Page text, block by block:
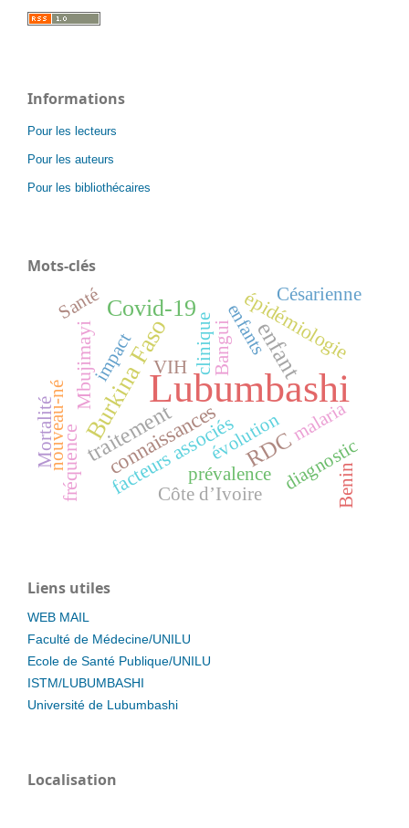
Informations
Pour les lecteurs
Pour les auteurs
Pour les bibliothécaires
Mots-clés
Lubumbashi
Burkina Faso
Covid-19
enfant
RDC
traitement
connaissances
épidémiologie
facteurs associés
Mbujimayi
fréquence
clinique
évolution
prévalence
VIH
diagnostic
Bangui
Benin
Côte d’Ivoire
nouveau-né
Mortalité
enfants
Santé Césarienne
malaria
impact
Liens utiles
WEB MAIL
Faculté de Médecine/UNILU
Ecole de Santé Publique/UNILU
ISTM/LUBUMBASHI
Université de Lubumbashi
Localisation